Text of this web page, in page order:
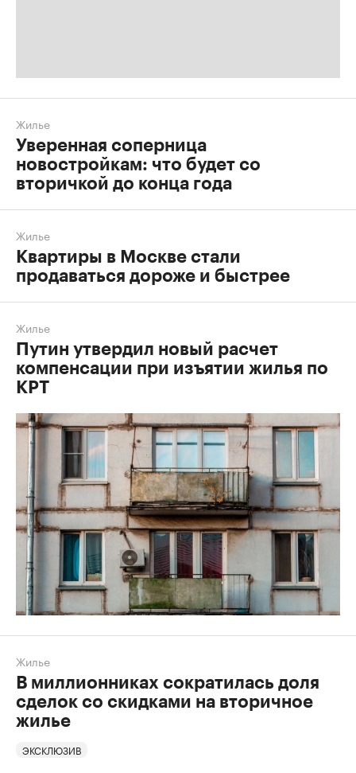
Жилье
Уверенная соперница
новостройкам: что будет со
вторичкой до конца года
Жилье
Квартиры в Москве стали
продаваться дороже и быстрее
Жилье
Путин утвердил новый расчет
компенсации при изъятии жилья по
КРТ
Жилье
В миллионниках сократилась доля
сделок со скидками на вторичное
жилье
ЭКСКЛЮЗИВ